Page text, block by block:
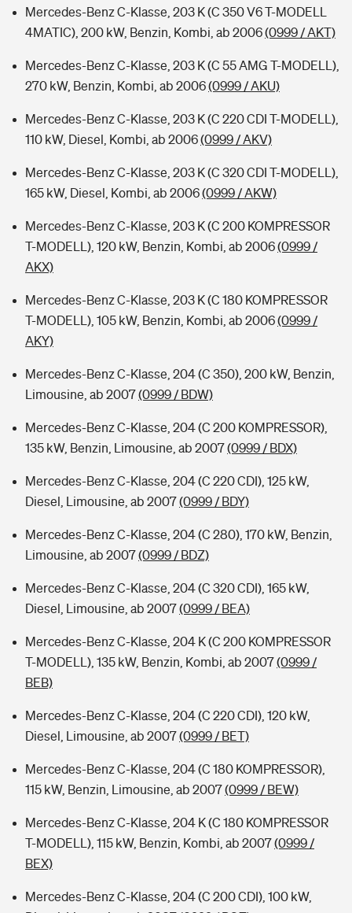
Mercedes-Benz C-Klasse, 203 K (C 350 V6 T-MODELL
4MATIC), 200 kW, Benzin, Kombi, ab 2006(0999 / AKT)
Mercedes-Benz C-Klasse, 203 K (C 55 AMG T-MODELL),
270 kW, Benzin, Kombi, ab 2006(0999 / AKU)
Mercedes-Benz C-Klasse, 203 K (C 220 CDI T-MODELL),
110 kW, Diesel, Kombi, ab 2006(0999 / AKV)
Mercedes-Benz C-Klasse, 203 K (C 320 CDI T-MODELL),
165 kW, Diesel, Kombi, ab 2006(0999 / AKW)
Mercedes-Benz C-Klasse, 203 K (C 200 KOMPRESSOR
T-MODELL), 120 kW, Benzin, Kombi, ab 2006(0999 /
AKX)
Mercedes-Benz C-Klasse, 203 K (C 180 KOMPRESSOR
T-MODELL), 105 kW, Benzin, Kombi, ab 2006(0999 /
AKY)
Mercedes-Benz C-Klasse, 204 (C 350), 200 kW, Benzin,
Limousine, ab 2007(0999 / BDW)
Mercedes-Benz C-Klasse, 204 (C 200 KOMPRESSOR),
135 kW, Benzin, Limousine, ab 2007(0999 / BDX)
Mercedes-Benz C-Klasse, 204 (C 220 CDI), 125 kW,
Diesel, Limousine, ab 2007(0999 / BDY)
Mercedes-Benz C-Klasse, 204 (C 280), 170 kW, Benzin,
Limousine, ab 2007(0999 / BDZ)
Mercedes-Benz C-Klasse, 204 (C 320 CDI), 165 kW,
Diesel, Limousine, ab 2007(0999 / BEA)
Mercedes-Benz C-Klasse, 204 K (C 200 KOMPRESSOR
T-MODELL), 135 kW, Benzin, Kombi, ab 2007(0999 /
BEB)
Mercedes-Benz C-Klasse, 204 (C 220 CDI), 120 kW,
Diesel, Limousine, ab 2007(0999 / BET)
Mercedes-Benz C-Klasse, 204 (C 180 KOMPRESSOR),
115 kW, Benzin, Limousine, ab 2007(0999 / BEW)
Mercedes-Benz C-Klasse, 204 K (C 180 KOMPRESSOR
T-MODELL), 115 kW, Benzin, Kombi, ab 2007(0999 /
BEX)
Mercedes-Benz C-Klasse, 204 (C 200 CDI), 100 kW,